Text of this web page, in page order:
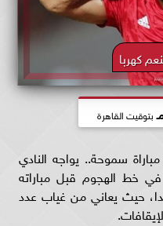
كهربا
بتوقيت القاهرة
سموحة.. يواجه النادي
خط الهجوم قبل مباراته
حيث يعاني من غياب عدد